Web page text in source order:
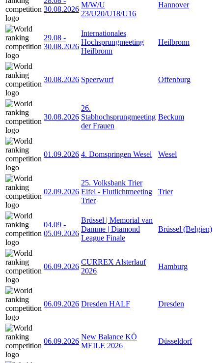
30.08.2026
M/W/U
23/U20/U18/U16
Hannover
29.08 -
30.08.2026
Internationales
Hochsprungmeeting
Heilbronn
Heilbronn
30.08.2026 Speerwurf Offenburg
30.08.2026
26.
Stabhochsprungmeeting
der Frauen
Beckum
01.09.2026 4. Domspringen Wesel Wesel
02.09.2026
25. Volksbank Trier
Eifel - Flutlichtmeeting
Trier
Trier
04.09 -
05.09.2026
Brüssel | Memorial van
Damme | Diamond
League Finale
Brüssel (Belgien)
06.09.2026
CURREX Alsterlauf
2026
Hamburg
06.09.2026 Dresden HALF Dresden
06.09.2026
New Balance KÖ
MEILE 2026
Düsseldorf